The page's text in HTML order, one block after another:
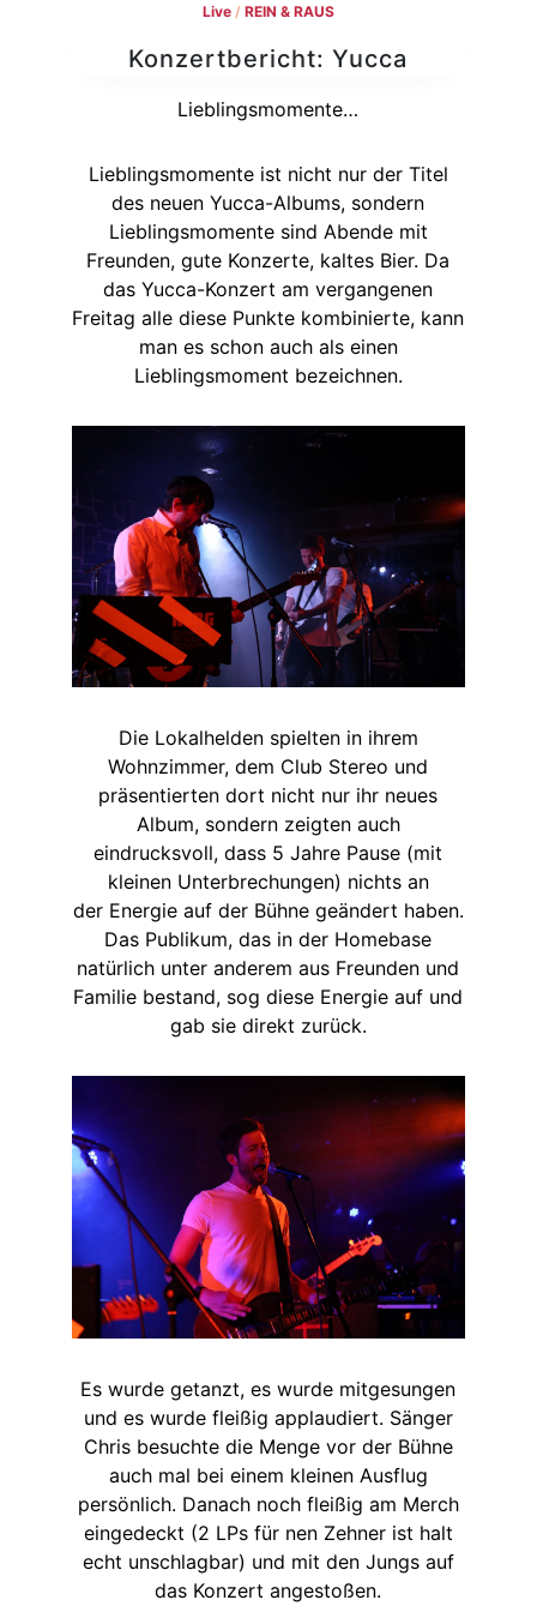
Live/ REIN & RAUS
Konzertbericht: Yucca
Lieblingsmomente…
Lieblingsmomente ist nicht nur der Titel
des neuen Yucca-Albums, sondern
Lieblingsmomente sind Abende mit
Freunden, gute Konzerte, kaltes Bier. Da
das Yucca-Konzert am vergangenen
Freitag alle diese Punkte kombinierte, kann
man es schon auch als einen
Lieblingsmoment bezeichnen.
Die Lokalhelden spielten in ihrem
Wohnzimmer, dem Club Stereo und
präsentierten dort nicht nur ihr neues
Album, sondern zeigten auch
eindrucksvoll, dass 5 Jahre Pause (mit
kleinen Unterbrechungen) nichts an
der Energie auf der Bühne geändert haben.
Das Publikum, das in der Homebase
natürlich unter anderem aus Freunden und
Familie bestand, sog diese Energie auf und
gab sie direkt zurück.
Es wurde getanzt, es wurde mitgesungen
und es wurde fleißig applaudiert. Sänger
Chris besuchte die Menge vor der Bühne
auch mal bei einem kleinen Ausflug
persönlich. Danach noch fleißig am Merch
eingedeckt (2 LPs für nen Zehner ist halt
echt unschlagbar) und mit den Jungs auf
das Konzert angestoßen.